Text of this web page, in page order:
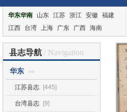
华东华南 山东 江苏 浙江 安徽 福建
江西
台湾 上海 广东 广西 海南
县志导航 / Navigation
华东 >>
江苏县志 [445]
台湾县志 [9]